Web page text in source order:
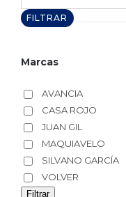
máximo
FILTRAR
Marcas
AVANCIA
CASA ROJO
JUAN GIL
MAQUIAVELO
SILVANO GARCÍA
VOLVER
Filtrar